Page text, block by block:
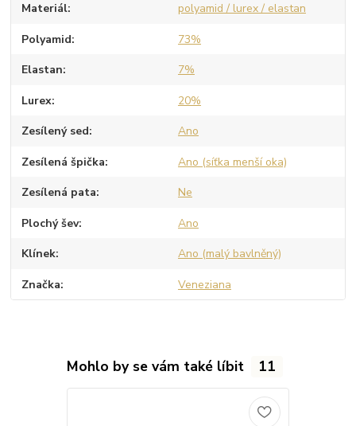
Materiál polyamid / lurex / elastan
Polyamid 73%
Elastan 7%
Lurex 20%
Zesílený sed Ano
Zesílená špička Ano (síťka menší oka)
Zesílená pata Ne
Plochý šev Ano
Klínek Ano (malý bavlněný)
Značka Veneziana
Mohlo by se vám také líbit 11